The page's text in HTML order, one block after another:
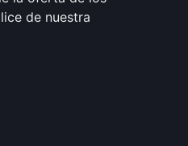
de nuestra